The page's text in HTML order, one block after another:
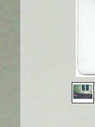
1